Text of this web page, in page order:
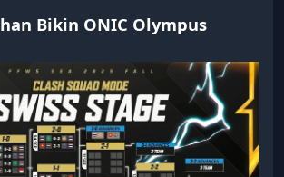
Bikin ONIC Olympus